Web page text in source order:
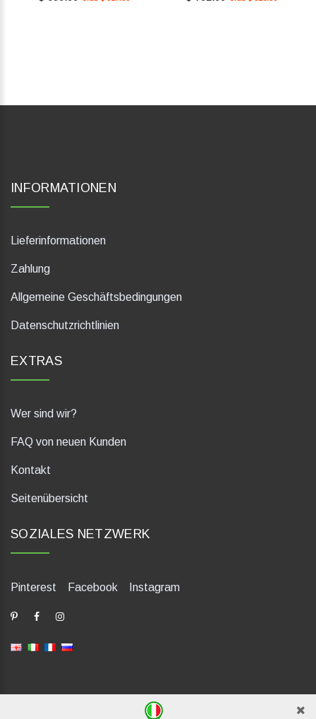
INFORMATIONEN
Lieferinformationen
Zahlung
Allgemeine Geschäftsbedingungen
Datenschutzrichtlinien
EXTRAS
Wer sind wir?
FAQ von neuen Kunden
Kontakt
Seitenübersicht
SOZIALES NETZWERK
Pinterest Facebook Instagram